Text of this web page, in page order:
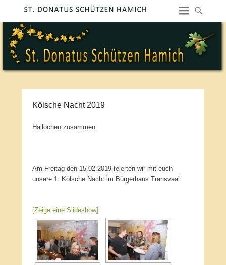
Kölsche Nacht 2019
Hallöchen zusammen.
Am Freitag den 15.02.2019 feierten wir mit euch
unsere 1. Kölsche Nacht im Bürgerhaus Transvaal.
[Zeige eine Slideshow]